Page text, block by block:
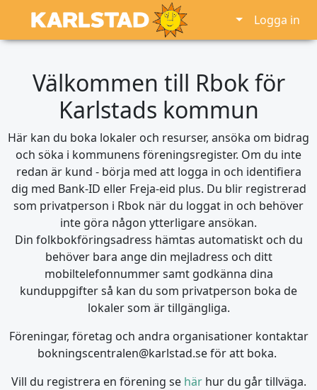
Logga in
Välkommen till Rbok för
Karlstads kommun
Här kan du boka lokaler och resurser, ansöka om bidrag
och söka i kommunens föreningsregister. Om du inte
redan är kund - börja med att logga in och identifiera
dig med Bank-ID eller Freja-eid plus. Du blir registrerad
som privatperson i Rbok när du loggat in och behöver
inte göra någon ytterligare ansökan.
Din folkbokföringsadress hämtas automatiskt och du
behöver bara ange din mejladress och ditt
mobiltelefonnummer samt godkänna dina
kunduppgifter så kan du som privatperson boka de
lokaler som är tillgängliga.
Föreningar, företag och andra organisationer kontaktar
bokningscentralen@karlstad.se för att boka.
Vill du registrera en förening se härhur du går tillväga.